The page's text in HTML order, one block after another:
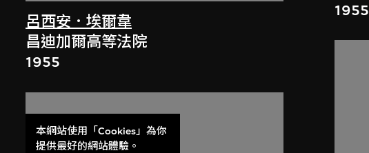
呂西安．埃爾韋
昌迪加爾高等法院
1955
1955
本網站使用「Cookies」為你
提供最好的網站體驗。